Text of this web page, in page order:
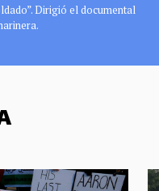
Dirigió el documental